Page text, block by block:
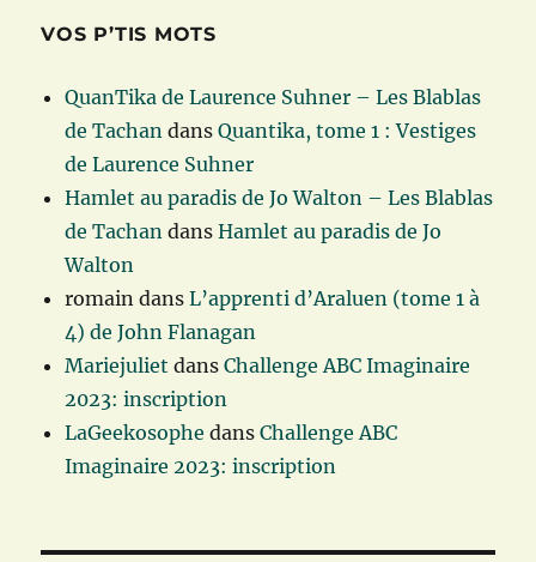
VOS P’TIS MOTS
QuanTika de Laurence Suhner – Les Blablas
de Tachan dansQuantika, tome 1 : Vestiges
de Laurence Suhner
Hamlet au paradis de Jo Walton – Les Blablas
de Tachan dansHamlet au paradis de Jo
Walton
romain dansL’apprenti d’Araluen (tome 1 à
4) de John Flanagan
Mariejuliet dansChallenge ABC Imaginaire
2023: inscription
LaGeekosophe dansChallenge ABC
Imaginaire 2023: inscription